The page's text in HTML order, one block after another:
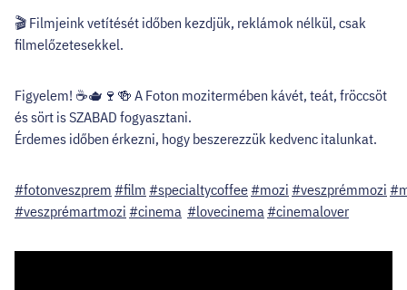
🎬 Filmjeink vetítését időben kezdjük, reklámok nélkül, csak
filmelőzetesekkel.
Figyelem! ☕🫖🍷🍻 A Foton mozitermében kávét, teát, fröccsöt
és sört is SZABAD fogyasztani.
Érdemes időben érkezni, hogy beszerezzük kedvenc italunkat.
#fotonveszprem #film #specialtycoffee#mozi #veszprémmozi
#veszprémartmozi #cinema #lovecinema #cinemalover